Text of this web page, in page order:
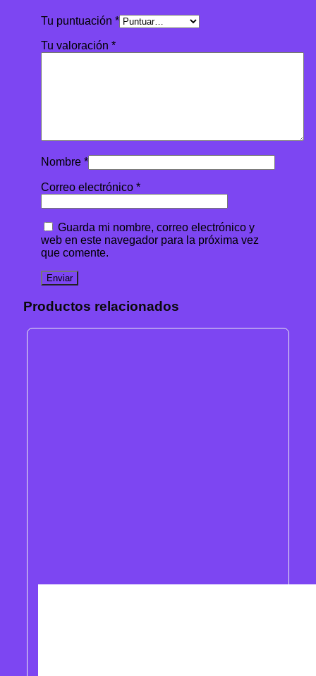
Tu puntuación *
Tu valoración *
Nombre *
Correo electrónico *
Guarda mi nombre, correo electrónico y
web en este navegador para la próxima vez
que comente.
Productos relacionados